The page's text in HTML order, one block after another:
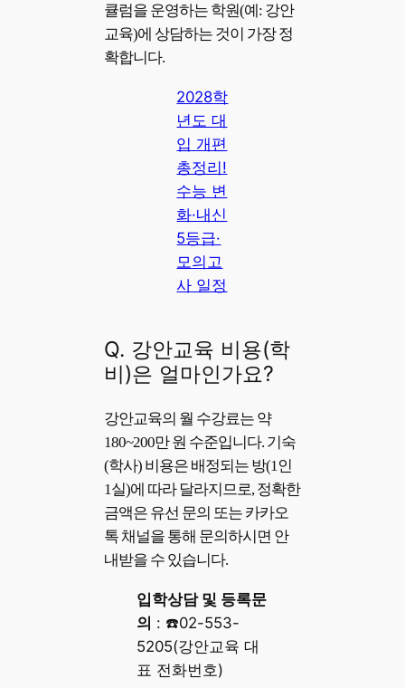
큘럼을 운영하는 학원(예: 강안
교육)에 상담하는 것이 가장 정
확합니다.
2028학
년도 대
입 개편
총정리!
수능 변
화·내신
5등급·
모의고
사 일정
Q. 강안교육 비용(학
비)은 얼마인가요?
강안교육의 월 수강료는 약
180~200만 원 수준입니다. 기숙
(학사) 비용은 배정되는 방(1인
1실)에 따라 달라지므로, 정확한
금액은 유선 문의 또는 카카오
톡 채널을 통해 문의하시면 안
내받을 수 있습니다.
입학상담 및 등록문
의 : ☎️02-553-
5205(강안교육 대
표 전화번호)